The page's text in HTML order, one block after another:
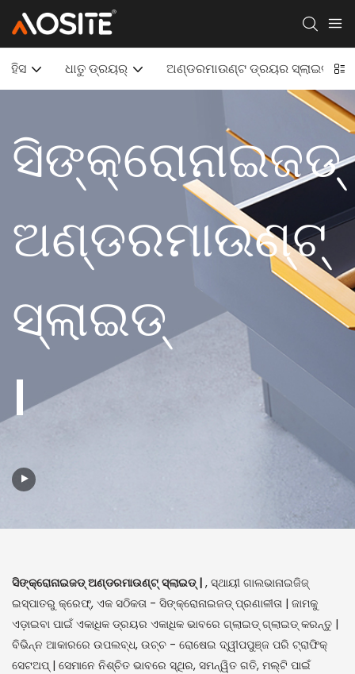
ହିସ ଧାତୁ ଡ୍ରୟର୍ ଅଣ୍ଡରମାଉଣ୍ଟ ଡ୍ରୟର ସ୍ଲାଇଡ୍ |
ସିଙ୍କ୍ରୋନାଇଜଡ୍
ଅଣ୍ଡରମାଉଣ୍ଟ୍
ସ୍ଲାଇଡ୍
|
ସିଙ୍କ୍ରୋନାଇଜଡ୍ ଅଣ୍ଡରମାଉଣ୍ଟ୍ ସ୍ଲାଇଡ୍ | , ସ୍ଥାୟୀ ଗାଲଭାନାଇଜିଜ୍
ଇସ୍ପାତରୁ କ୍ରେଫ୍, ଏକ ସଠିକତା - ସିଙ୍କ୍ରୋନାଇଜଡ୍ ପ୍ରଣାଳୀତା | ଜାମକୁ
ଏଡ଼ାଇବା ପାଇଁ ଏକାଧିକ ଡ୍ରୟର ଏକାଧିକ ଭାବରେ ଗ୍ଲାଇଡ୍ ଗ୍ଲାଇଡ୍ କରନ୍ତୁ |
ବିଭିନ୍ନ ଆକାରରେ ଉପଲବ୍ଧ, ଉଚ୍ଚ - ରୋଷେଇ ଦ୍ୱୀପପୁଞ୍ଜ ପରି ଟ୍ରାଫିକ୍
ସେଟଅପ୍ | ସେମାନେ ନିଶ୍ଚିତ ଭାବରେ ସ୍ଥିର, ସମନ୍ୱିତ ଗତି, ମଲ୍ଟି ପାଇଁ